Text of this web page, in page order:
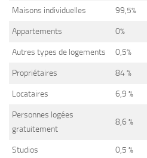
Maisons individuelles 99,5%
Appartements 0%
Autres types de logements 0,5%
Propriétaires 84 %
Locataires 6,9 %
Personnes logées
gratuitement
8,6 %
Studios 0,5 %